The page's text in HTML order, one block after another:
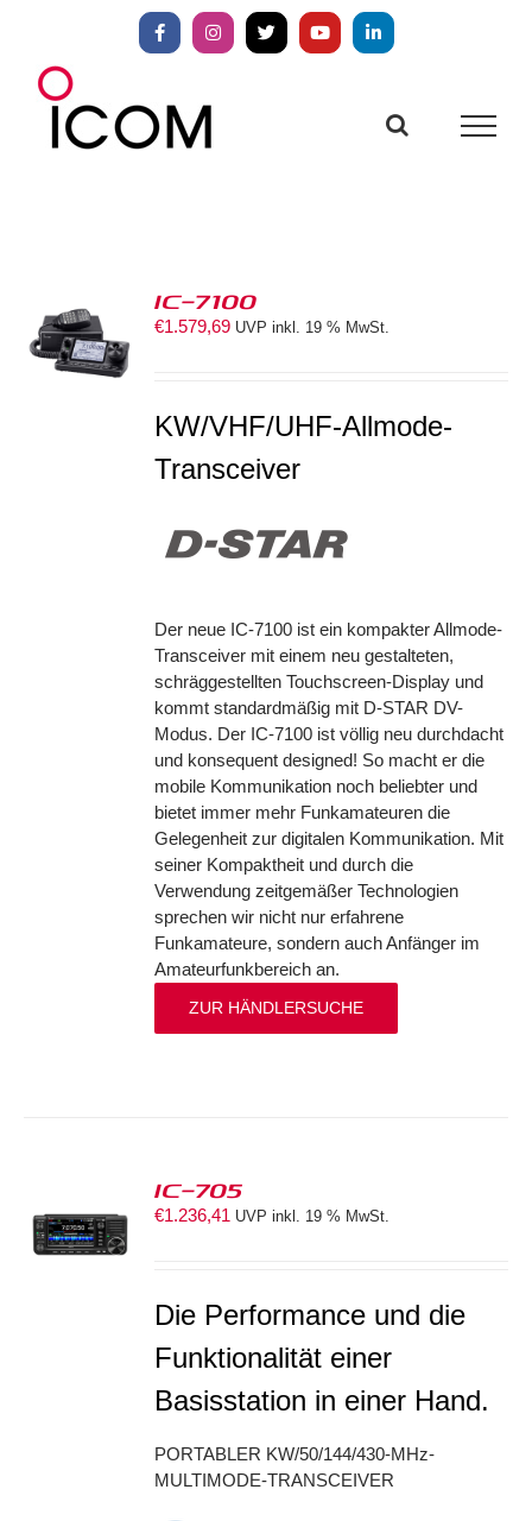
springen
FacebookInstagram
X YouTubeLinkedIn
IC-7100
€1.579,69 UVP inkl. 19 % MwSt.
KW/VHF/UHF-Allmode-
Transceiver
Der neue IC-7100 ist ein kompakter Allmode-
Transceiver mit einem neu gestalteten,
schräggestellten Touchscreen-Display und
kommt standardmäßig mit D-STAR DV-
Modus. Der IC-7100 ist völlig neu durchdacht
und konsequent designed! So macht er die
mobile Kommunikation noch beliebter und
bietet immer mehr Funkamateuren die
Gelegenheit zur digitalen Kommunikation. Mit
seiner Kompaktheit und durch die
Verwendung zeitgemäßer Technologien
sprechen wir nicht nur erfahrene
Funkamateure, sondern auch Anfänger im
Amateurfunkbereich an.
ZUR HÄNDLERSUCHE
IC-705
€1.236,41 UVP inkl. 19 % MwSt.
Die Performance und die
Funktionalität einer
Basisstation in einer Hand.
PORTABLER KW/50/144/430-MHz-
MULTIMODE-TRANSCEIVER